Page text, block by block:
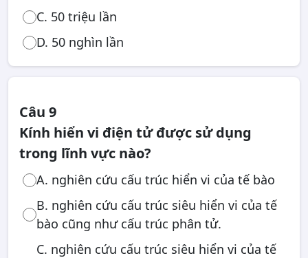
C. 50 triệu lần
D. 50 nghìn lần
Câu 9
Kính hiển vi điện tử được sử dụng
trong lĩnh vực nào?
A. nghiên cứu cấu trúc hiển vi của tế bào
B. nghiên cứu cấu trúc siêu hiển vi của tế
bào cũng như cấu trúc phân tử.
C. nghiên cứu cấu trúc siêu hiển vi của tế